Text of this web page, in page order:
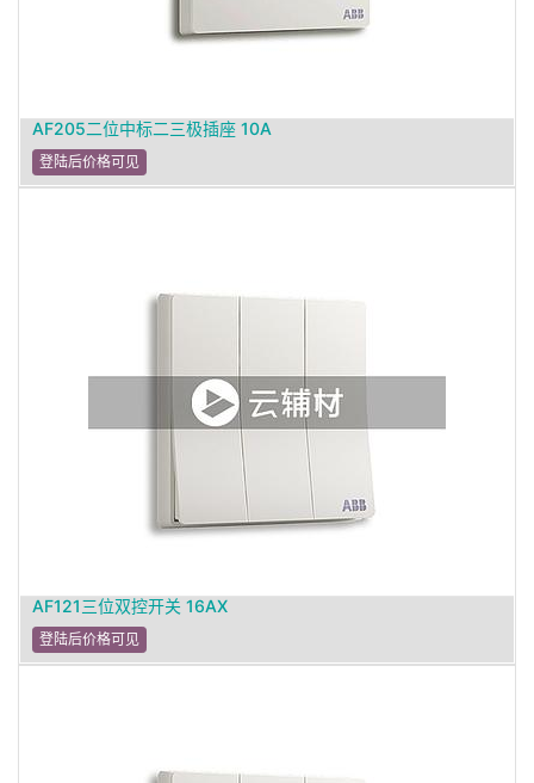
AF205二位中标二三极插座 10A
登陆后价格可见
AF121三位双控开关 16AX
登陆后价格可见